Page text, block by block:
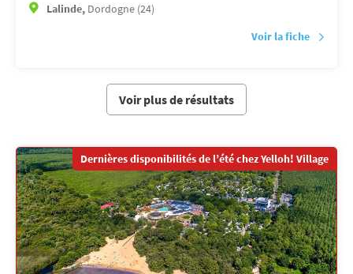
Lalinde, Dordogne (24)
Voir la fiche
Voir plus de résultats
Dernières disponibilités de l’été chez Yelloh! Village